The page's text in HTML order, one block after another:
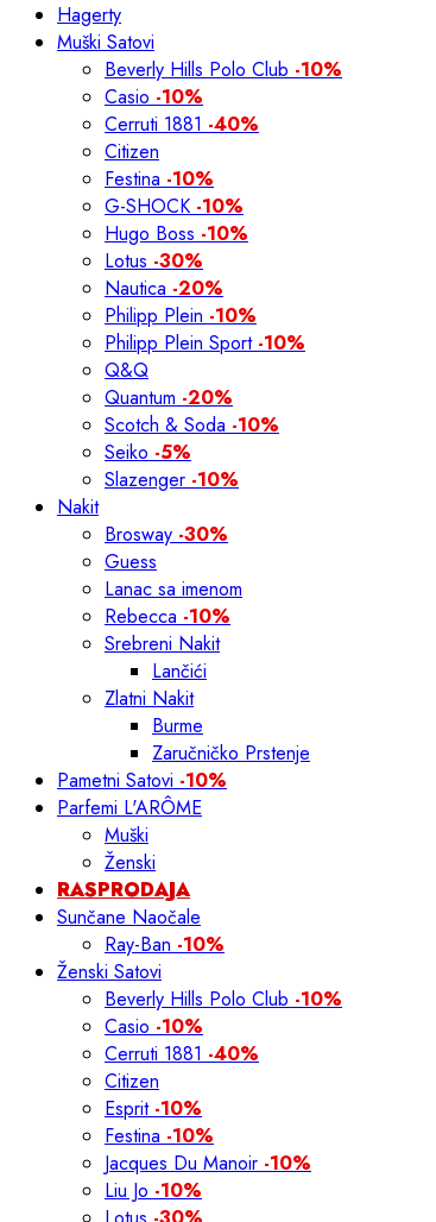
Hagerty
Muški Satovi
Beverly Hills Polo Club -10%
Casio -10%
Cerruti 1881 -40%
Citizen
Festina -10%
G-SHOCK -10%
Hugo Boss -10%
Lotus -30%
Nautica -20%
Philipp Plein -10%
Philipp Plein Sport -10%
Q&Q
Quantum -20%
Scotch & Soda -10%
Seiko -5%
Slazenger -10%
Nakit
Brosway -30%
Guess
Lanac sa imenom
Rebecca -10%
Srebreni Nakit
Lančići
Zlatni Nakit
Burme
Zaručničko Prstenje
Pametni Satovi -10%
Parfemi L'ARÔME
Muški
Ženski
RASPRODAJA
Sunčane Naočale
Ray-Ban -10%
Ženski Satovi
Beverly Hills Polo Club -10%
Casio -10%
Cerruti 1881 -40%
Citizen
Esprit -10%
Festina -10%
Jacques Du Manoir -10%
Liu Jo -10%